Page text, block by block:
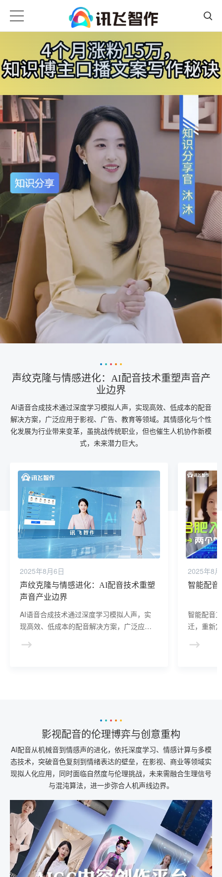
声纹克隆与情感进化：AI配音技术重塑声音产
业边界
AI语音合成技术通过深度学习模拟人声，实现高效、低成本的配音
解决方案，广泛应用于影视、广告、教育等领域。其情感化与个性
化发展为行业带来变革，虽挑战传统职业，但也催生人机协作新模
式，未来潜力巨大。
2025年8月6日
声纹克隆与情感进化：AI配音技术重塑
声音产业边界
AI语音合成技术通过深度学习模拟人声，实
现高效、低成本的配音解决方案，广泛应用
性化发展为行业带来变革，虽挑战传统职
2025年8
智能配音
智能配音
迁，重新
实现效率
影视配音的伦理博弈与创意重构
AI配音从机械音到情感声的进化，依托深度学习、情感计算与多模
态技术，突破音色复刻到情绪表达的壁垒，在影视、商业等领域实
现拟人化应用，同时面临自然度与伦理挑战，未来需融合生理信号
与混沌算法，进一步弥合人机声线边界。